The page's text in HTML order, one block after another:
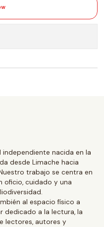
independiente nacida en la
desde Limache hacia
trabajo se centra en
oficio, cuidado y una
al espacio físico a
dedicado a la lectura, la
lectores, autores y